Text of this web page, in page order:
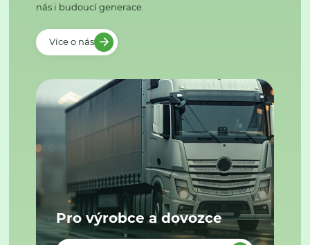
nás i budoucí generace.
Více o nás
Pro výrobce a dovozce